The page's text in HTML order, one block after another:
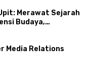
Merawat Sejarah
Budaya,
Media Relations